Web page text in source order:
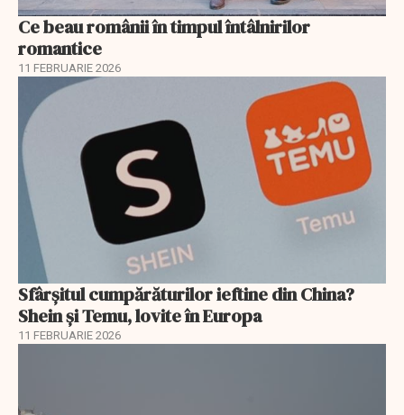
Ce beau românii în timpul întâlnirilor
romantice
11 FEBRUARIE 2026
Sfârșitul cumpărăturilor ieftine din China?
Shein și Temu, lovite în Europa
11 FEBRUARIE 2026